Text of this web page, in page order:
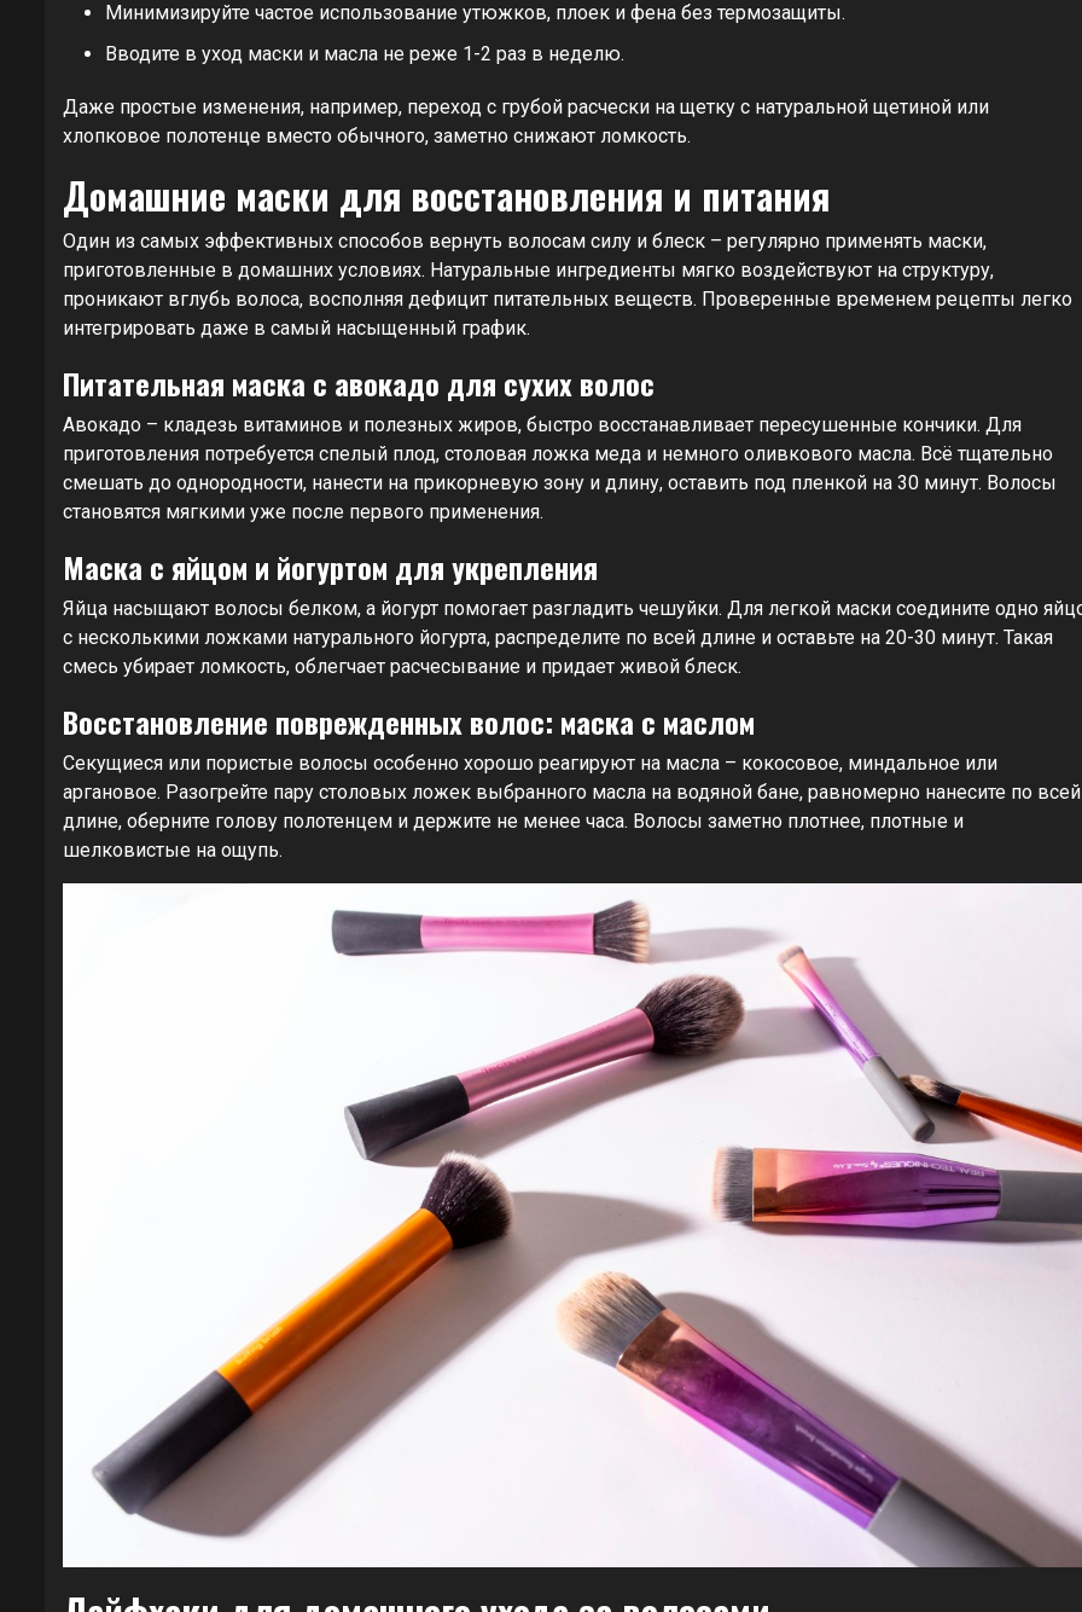
Минимизируйте частое использование утюжков, плоек и фена без термозащиты.
Вводите в уход маски и масла не реже 1-2 раз в неделю.
Даже простые изменения, например, переход с грубой расчески на щетку с натуральной щетиной или
хлопковое полотенце вместо обычного, заметно снижают ломкость.
Домашние маски для восстановления и питания
Один из самых эффективных способов вернуть волосам силу и блеск – регулярно применять маски,
приготовленные в домашних условиях. Натуральные ингредиенты мягко воздействуют на структуру,
проникают вглубь волоса, восполняя дефицит питательных веществ. Проверенные временем рецепты легко
интегрировать даже в самый насыщенный график.
Питательная маска с авокадо для сухих волос
Авокадо – кладезь витаминов и полезных жиров, быстро восстанавливает пересушенные кончики. Для
приготовления потребуется спелый плод, столовая ложка меда и немного оливкового масла. Всё тщательно
смешать до однородности, нанести на прикорневую зону и длину, оставить под пленкой на 30 минут. Волосы
становятся мягкими уже после первого применения.
Маска с яйцом и йогуртом для укрепления
Яйца насыщают волосы белком, а йогурт помогает разгладить чешуйки. Для легкой маски соедините одно
с несколькими ложками натурального йогурта, распределите по всей длине и оставьте на 20-30 минут. Такая
смесь убирает ломкость, облегчает расчесывание и придает живой блеск.
Восстановление поврежденных волос: маска с маслом
Секущиеся или пористые волосы особенно хорошо реагируют на масла – кокосовое, миндальное или
аргановое. Разогрейте пару столовых ложек выбранного масла на водяной бане, равномерно нанесите по всей
длине, оберните голову полотенцем и держите не менее часа. Волосы заметно плотнее, плотные и
шелковистые на ощупь.